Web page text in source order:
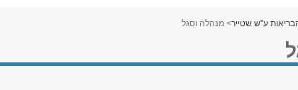
ע"ש שטייר> מנהלה וסגל